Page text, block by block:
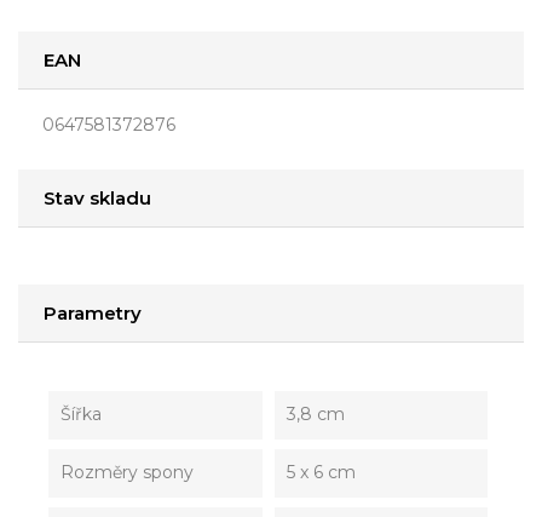
EAN
0647581372876
Stav skladu
Parametry
Šířka 3,8 cm
Rozměry spony 5 x 6 cm